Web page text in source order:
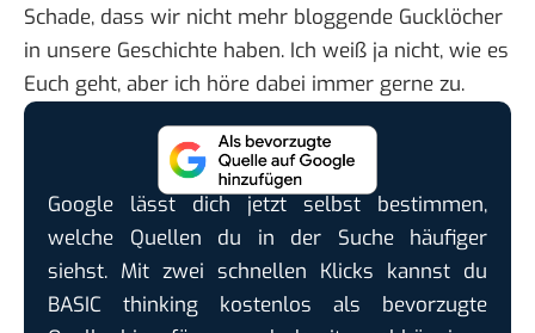
Schade, dass wir nicht mehr bloggende Gucklöcher
in unsere Geschichte haben. Ich weiß ja nicht, wie es
Euch geht, aber ich höre dabei immer gerne zu.
Google lässt dich jetzt selbst bestimmen,
welche Quellen du in der Suche häufiger
siehst. Mit zwei schnellen Klicks kannst du
BASIC thinking kostenlos als bevorzugte